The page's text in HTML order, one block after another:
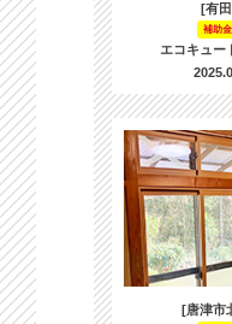
[有
補助
エコキュー
[唐津市